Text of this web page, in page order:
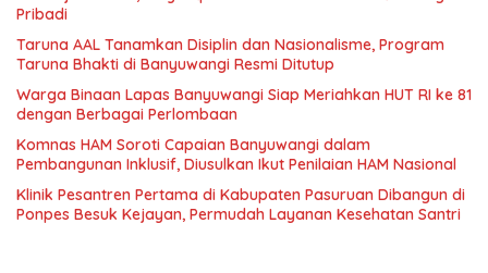
Pribadi
Taruna AAL Tanamkan Disiplin dan Nasionalisme, Program
Taruna Bhakti di Banyuwangi Resmi Ditutup
Warga Binaan Lapas Banyuwangi Siap Meriahkan HUT RI ke 81
dengan Berbagai Perlombaan
Komnas HAM Soroti Capaian Banyuwangi dalam
Pembangunan Inklusif, Diusulkan Ikut Penilaian HAM Nasional
Klinik Pesantren Pertama di Kabupaten Pasuruan Dibangun di
Ponpes Besuk Kejayan, Permudah Layanan Kesehatan Santri